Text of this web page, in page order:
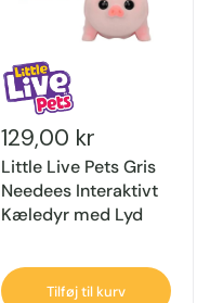
129,00 kr
Little Live Pets Gris
Needees Interaktivt
Kæledyr med Lyd
Tilføj til kurv